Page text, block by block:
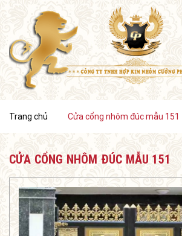
Trang chủ Cửa cổng nhôm đúc mẫu 151
CỬA CỔNG NHÔM ĐÚC MẪU 151